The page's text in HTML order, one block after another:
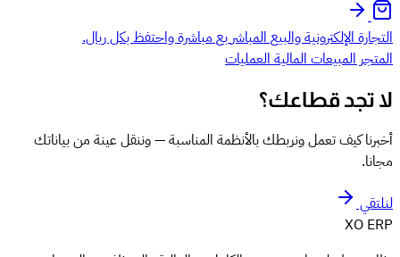
التجارة الإلكترونية والبيع المباشر بع مباشرة واحتفظ بكل ريال.
المتجرالمبيعاتالماليةالعمليات
لا تجد قطاعك؟
أخبرنا كيف تعمل ونربطك بالأنظمة المناسبة — وننقل عينة من بياناتك
مجانا.
لنلتقي
XO ERP